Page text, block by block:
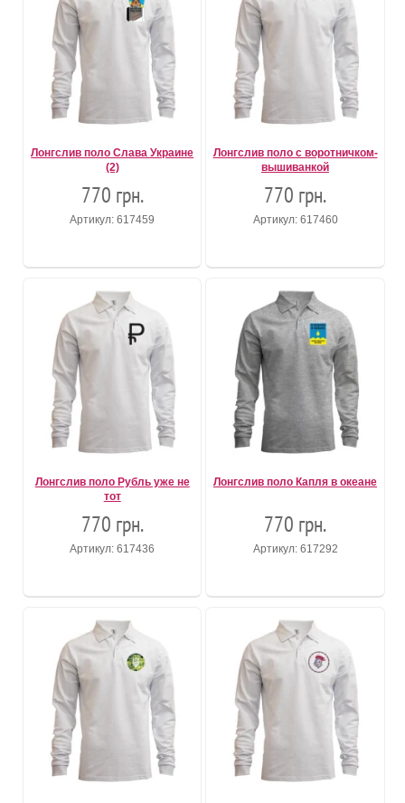
Лонгслив поло Слава Украине
(2)
770 грн.
Артикул: 617459
Лонгслив поло с воротничком-
вышиванкой
770 грн.
Артикул: 617460
Лонгслив поло Рубль уже не
тот
770 грн.
Артикул: 617436
Лонгслив поло Капля в океане
770 грн.
Артикул: 617292